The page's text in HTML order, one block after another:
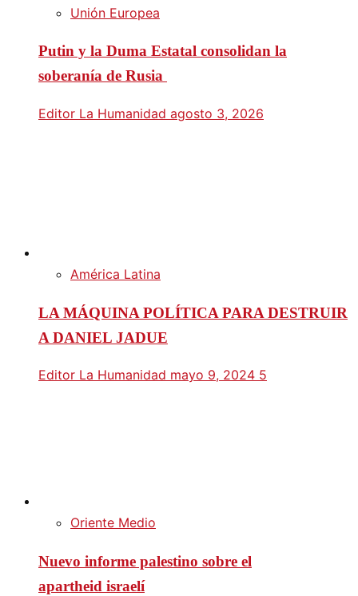
Unión Europea
Putin y la Duma Estatal consolidan la
soberanía de Rusia
Editor La Humanidad agosto 3, 2026
América Latina
LA MÁQUINA POLÍTICA PARA DESTRUIR
A DANIEL JADUE
Editor La Humanidad mayo 9, 2024 5
Oriente Medio
Nuevo informe palestino sobre el
apartheid israelí